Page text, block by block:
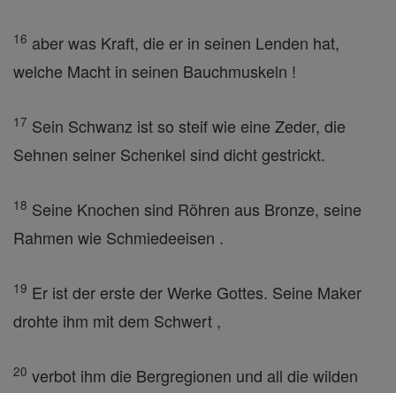
16 aber was Kraft, die er in seinen Lenden hat,
welche Macht in seinen Bauchmuskeln !
17 Sein Schwanz ist so steif wie eine Zeder, die
Sehnen seiner Schenkel sind dicht gestrickt.
18 Seine Knochen sind Röhren aus Bronze, seine
Rahmen wie Schmiedeeisen .
19 Er ist der erste der Werke Gottes. Seine Maker
drohte ihm mit dem Schwert ,
20 verbot ihm die Bergregionen und all die wilden